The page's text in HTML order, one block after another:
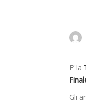
E’ la
Gli